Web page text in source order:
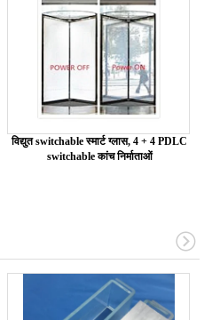
विद्युत switchable स्मार्ट ग्लास, 4 + 4 PDLC
switchable कांच निर्माताओं